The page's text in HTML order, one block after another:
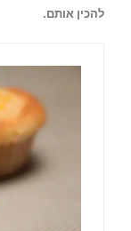
להכין אותם.